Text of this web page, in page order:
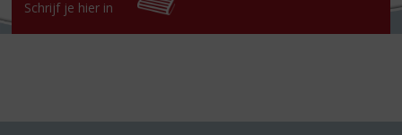
Schrijf je hier in